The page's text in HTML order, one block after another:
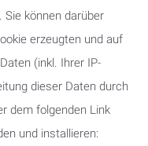
können darüber
erzeugten und auf
(inkl. Ihrer IP-
dieser Daten durch
dem folgenden Link
und installieren: